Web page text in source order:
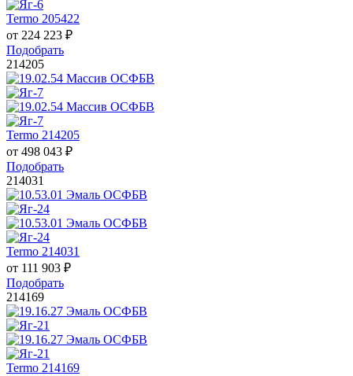
Termo 205422
от 224 223 ₽
Подобрать
214205
Termo 214205
от 498 043 ₽
Подобрать
214031
Termo 214031
от 111 903 ₽
Подобрать
214169
Termo 214169